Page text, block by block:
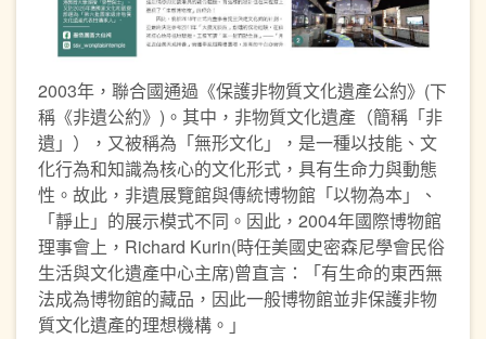
2003年，聯合國通過《保護非物質文化遺產公約》(下
稱《非遺公約》)。其中，非物質文化遺產（簡稱「非
遺」），又被稱為「無形文化」，是一種以技能、文
化行為和知識為核心的文化形式，具有生命力與動態
性。故此，非遺展覽館與傳統博物館「以物為本」、
「靜止」的展示模式不同。因此，2004年國際博物館
理事會上，Richard Kurin(時任美國史密森尼學會民俗
生活與文化遺產中心主席)曾直言：「有生命的東西無
法成為博物館的藏品，因此一般博物館並非保護非物
質文化遺產的理想機構。」